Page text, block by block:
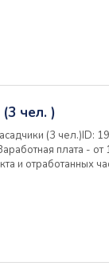
ЕС/ UKR Pesel.
чел. )
(3 чел.)ID:
плата -
и отработанных
договоренности.
ЕС/ UKR Pesel. Жильё